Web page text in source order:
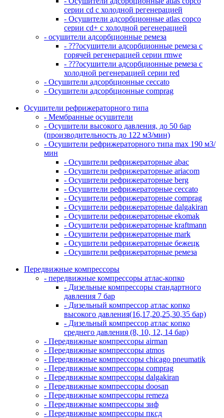
серии cd с холодной регенерацией
- Осушители адсорбционные atlas copco
серии cd+ с холодной регенерацией
- осушители адсорбционные ремеза
- ???осушители адсорбционные ремеза с
горячей регенерацией серии rmwe
- ???осушители адсорбционные ремеза с
холодной регенерацией серии red
- Осушители адсорбционные ceccato
- Осушители адсорбционные comprag
Осушители рефрижераторного типа
- Мембранные осушители
- Осушители высокого давления, до 50 бар
(производительность до 122 м3/мин)
- Осушители рефрижераторного типа max 190 м3/
мин
- Осушители рефрижераторные abac
- Осушители рефрижераторные ariacom
- Осушители рефрижераторные berg
- Осушители рефрижераторные ceccato
- Осушители рефрижераторные comprag
- Осушители рефрижераторные dalgakiran
- Осушители рефрижераторные ekomak
- Осушители рефрижераторные kraftmann
- Осушители рефрижераторные mark
- Осушители рефрижераторные бежецк
- Осушители рефрижераторные ремеза
Передвижные компрессоры
- передвижные компрессоры атлас-копко
- Дизельные компрессоры стандартного
давления 7 бар
- Дизельный компрессор атлас копко
высокого давления(16,17,20,25,30,35 бар)
- Дизельный компрессор атлас копко
среднего давления (8, 10, 12, 14 бар)
- Передвижные компрессоры airman
- Передвижные компрессоры atmos
- Передвижные компрессоры chicago pneumatik
- Передвижные компрессоры comprag
- Передвижные компрессоры dalgakiran
- Передвижные компрессоры doosan
- Передвижные компрессоры remeza
- Передвижные компрессоры зиф
- Передвижные компрессоры пксд